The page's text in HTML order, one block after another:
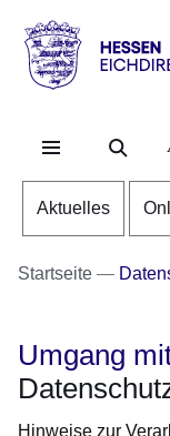
Hessen
Eichdirektion
Aktuelles
Startseite
Umgang
Hinweise zur